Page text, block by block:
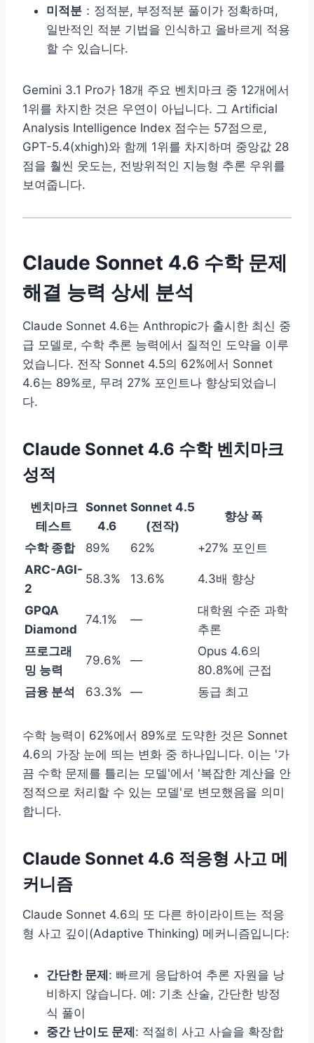
미적분 ：정적분, 부정적분 풀이가 정확하며,
일반적인 적분 기법을 인식하고 올바르게 적용
할 수 있습니다.
Gemini 3.1 Pro가 18개 주요 벤치마크 중 12개에서
1위를 차지한 것은 우연이 아닙니다. 그 Artificial
Analysis Intelligence Index 점수는 57점으로,
GPT-5.4(xhigh)와 함께 1위를 차지하며 중앙값 28
점을 훨씬 웃도는, 전방위적인 지능형 추론 우위를
보여줍니다.
Claude Sonnet 4.6 수학 문제
해결 능력 상세 분석
Claude Sonnet 4.6는 Anthropic가 출시한 최신 중
급 모델로, 수학 추론 능력에서 질적인 도약을 이루
었습니다. 전작 Sonnet 4.5의 62%에서 Sonnet
4.6는 89%로, 무려 27% 포인트나 향상되었습니
다.
Claude Sonnet 4.6 수학 벤치마크
성적
벤치마크
테스트
Sonnet
4.6
Sonnet 4.5
(전작)
향상 폭
수학 종합 89% 62%
+27% 포인트
ARC-AGI-
2
58.3% 13.6% 4.3배 향상
GPQA
Diamond
74.1% —
대학원 수준 과학
추론
프로그래
밍 능력
79.6% —
Opus 4.6의
80.8%에 근접
금융 분석
63.3% — 동급 최고
수학 능력이 62%에서 89%로 도약한 것은 Sonnet
4.6의 가장 눈에 띄는 변화 중 하나입니다. 이는 '가
끔 수학 문제를 틀리는 모델'에서 '복잡한 계산을 안
정적으로 처리할 수 있는 모델'로 변모했음을 의미
합니다.
Claude Sonnet 4.6 적응형 사고 메
커니즘
Claude Sonnet 4.6의 또 다른 하이라이트는 적응
형 사고 깊이(Adaptive Thinking) 메커니즘입니다:
간단한 문제 : 빠르게 응답하여 추론 자원을 낭
비하지 않습니다. 예: 기초 산술, 간단한 방정
식 풀이
중간 난이도 문제 : 적절히 사고 사슬을 확장합